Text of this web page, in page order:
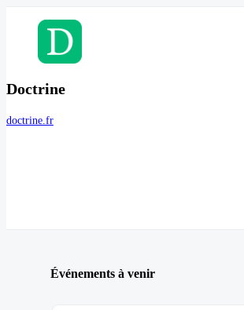
Doctrine
doctrine.fr
Événements à venir